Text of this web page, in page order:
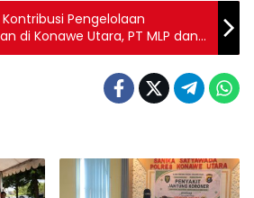
Pengelolaan
di Konawe Utara, PT MLP dan
Penghargaan